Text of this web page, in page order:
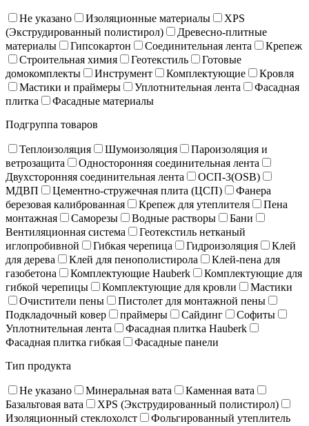
Не указано Изоляционные материалы
XPS
(Экструдированный полистирол)
Древесно-плитные
материалы
Гипсокартон Соединительная лента
Крепеж
Строительная химия
Геотекстиль
Готовые
домокомплекты
Инструмент Комплектующие
Кровля
Мастики и праймеры
Уплотнительная лента
Фасадная
плитка
Фасадные материалы
Подгруппа товаров
Теплоизоляция Шумоизоляция
Пароизоляция и
ветрозащита
Односторонняя соединительная лента
Двухсторонняя соединительная лента
ОСП-3(OSB)
МДВП
Цементно-стружечная плита (ЦСП)
Фанера
березовая калиброванная
Крепеж для утеплителя
Пена
монтажная
Саморезы Водные растворы
Бани
Вентиляционная система
Геотекстиль нетканый
иглопробивной
Гибкая черепица Гидроизоляция
Клей
для дерева
Клей для пенополистирола
Клей-пена для
газобетона
Комплектующие Hauberk
Комплектующие для
гибкой черепицы
Комплектующие для кровли
Мастики
Очистители пены
Пистолет для монтажной пены
Подкладочный ковер
праймеры Сайдинг
Софиты
Уплотнительная лента
Фасадная плитка Hauberk
Фасадная плитка гибкая
Фасадные панели
Тип продукта
Не указано Минеральная вата
Каменная вата
Базальтовая вата
XPS (Экструдированный полистирол)
Изоляционный стеклохолст
Фольгированный утеплитель